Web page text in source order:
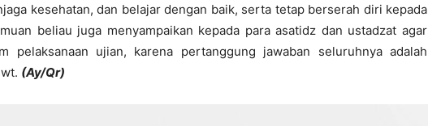
kesehatan, dan belajar dengan baik, serta tetap berserah diri kepada
beliau juga menyampaikan kepada para asatidz dan ustadzat agar
pelaksanaan ujian, karena pertanggung jawaban seluruhnya adalah
(Ay/Qr)